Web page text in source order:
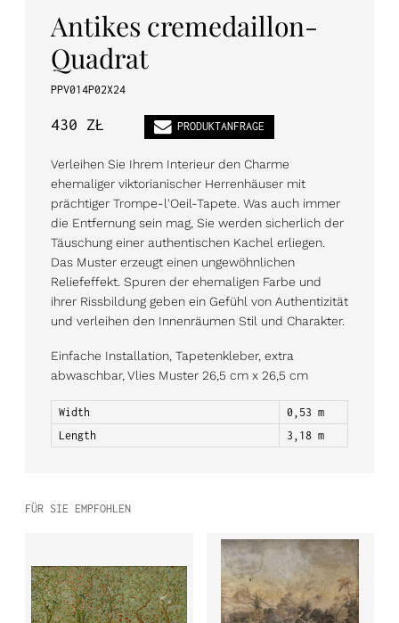
Antikes cremedaillon-
Quadrat
PPV014P02X24
430 ZŁ PRODUKTANFRAGE
Verleihen Sie Ihrem Interieur den Charme
ehemaliger viktorianischer Herrenhäuser mit
prächtiger Trompe-l'Oeil-Tapete. Was auch immer
die Entfernung sein mag, Sie werden sicherlich der
Täuschung einer authentischen Kachel erliegen.
Das Muster erzeugt einen ungewöhnlichen
Reliefeffekt. Spuren der ehemaligen Farbe und
ihrer Rissbildung geben ein Gefühl von Authentizität
und verleihen den Innenräumen Stil und Charakter.
Einfache Installation, Tapetenkleber, extra
abwaschbar, Vlies Muster 26,5 cm x 26,5 cm
Width
0,53 m
Length
3,18 m
FÜR SIE EMPFOHLEN